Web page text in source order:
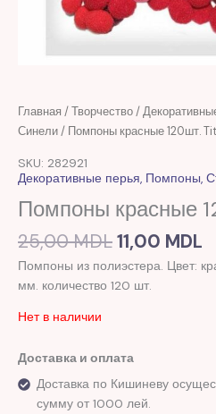
Главная /Творчество/
Синели/ Помпоны красные 120шт.
SKU: 282921
Декоративные перья, Помпоны,
Помпоны красные
25,00MDL
цена
25,00 MDL.
11,00 MDL
Помпоны из полиэстера. Цвет:
мм. количество 120 шт.
Нет в наличии
Доставка и оплата
Доставка по Кишиневу
сумму от 1000 лей.